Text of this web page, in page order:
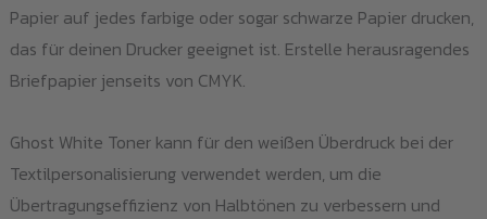
Papier auf jedes farbige oder sogar schwarze Papier drucken,
das für deinen Drucker geeignet ist. Erstelle herausragendes
Briefpapier jenseits von CMYK.
Ghost White Toner kann für den weißen Überdruck bei der
Textilpersonalisierung verwendet werden, um die
Übertragungseffizienz von Halbtönen zu verbessern und